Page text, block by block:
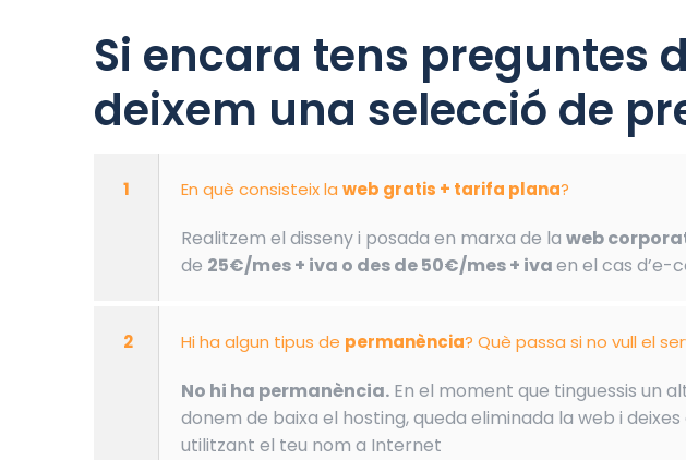
Si encara tens preguntes
deixem una selecció de
1 En què consisteix laweb gratis + tarifa plana?
Realitzem el disseny i posada en marxa de laweb
de 25€/mes + iva o des de 50€/mes + ivaen el cas d’e-
2 Hi ha algun tipus de permanència? Què passa si no vull el
No hi ha permanència. En el moment que tinguessis un
donem de baixa el hosting, queda eliminada la web i
utilitzant el teu nom a Internet